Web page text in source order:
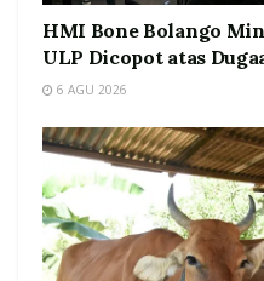
HMI Bone Bolango
ULP Dicopot atas
6 AGU 2026